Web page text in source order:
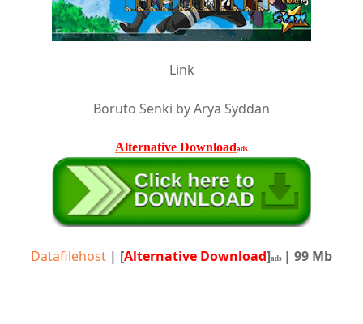
Link
Boruto Senki by Arya Syddan
Alternative Downloadads
Datafilehost | [Alternative Download]ads | 99 Mb